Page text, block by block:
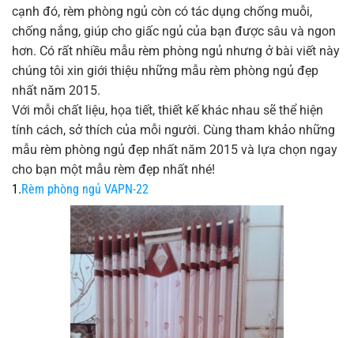
cạnh đó, rèm phòng ngủ còn có tác dụng chống muỗi,
chống nắng, giúp cho giấc ngủ của bạn được sâu và ngon
hơn. Có rất nhiều mẫu rèm phòng ngủ nhưng ở bài viết này
chúng tôi xin giới thiệu những mẫu rèm phòng ngủ đẹp
nhất năm 2015.
Với mỗi chất liệu, họa tiết, thiết kế khác nhau sẽ thể hiện
tính cách, sở thích của mỗi người. Cùng tham khảo những
mẫu rèm phòng ngủ đẹp nhất năm 2015 và lựa chọn ngay
cho bạn một mẫu rèm đẹp nhất nhé!
1.Rèm phòng ngủ VAPN-22